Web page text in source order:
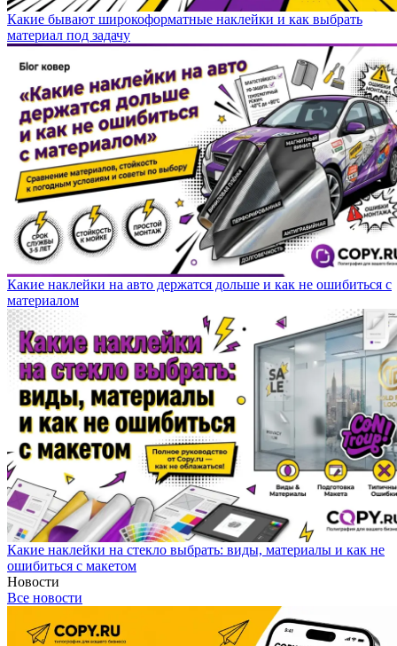
Какие бывают широкоформатные наклейки и как выбрать
материал под задачу
Какие наклейки на авто держатся дольше и как не ошибиться с
материалом
Какие наклейки на стекло выбрать: виды, материалы и как не
ошибиться с макетом
Новости
Все новости